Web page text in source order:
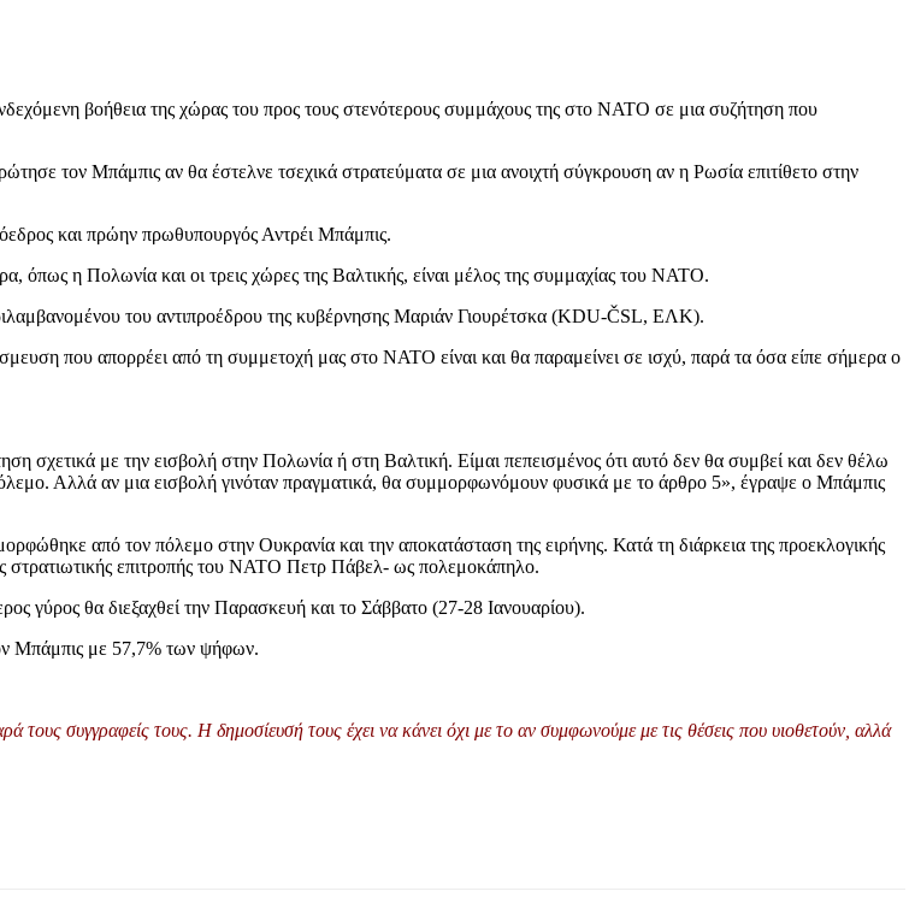
βοήθεια της χώρας του προς τους στενότερους συμμάχους της στο ΝΑΤΟ σε μια συζήτηση που
τον Μπάμπις αν θα έστελνε τσεχικά στρατεύματα σε μια ανοιχτή σύγκρουση αν η Ρωσία επιτίθετο στην
και πρώην πρωθυπουργός Αντρέι Μπάμπις.
όπως η Πολωνία και οι τρεις χώρες της Βαλτικής, είναι μέλος της συμμαχίας του ΝΑΤΟ.
του αντιπροέδρου της κυβέρνησης Μαριάν Γιουρέτσκα (KDU-ČSL, ΕΛΚ).
που απορρέει από τη συμμετοχή μας στο ΝΑΤΟ είναι και θα παραμείνει σε ισχύ, παρά τα όσα είπε σήμερα ο
σχετικά με την εισβολή στην Πολωνία ή στη Βαλτική. Είμαι πεπεισμένος ότι αυτό δεν θα συμβεί και δεν θέλω
Αλλά αν μια εισβολή γινόταν πραγματικά, θα συμμορφωνόμουν φυσικά με το άρθρο 5», έγραψε ο Μπάμπις
από τον πόλεμο στην Ουκρανία και την αποκατάσταση της ειρήνης. Κατά τη διάρκεια της προεκλογικής
στρατιωτικής επιτροπής του ΝΑΤΟ Πετρ Πάβελ- ως πολεμοκάπηλο.
θα διεξαχθεί την Παρασκευή και το Σάββατο (27-28 Ιανουαρίου).
Μπάμπις με 57,7% των ψήφων.
συγγραφείς τους. Η δημοσίευσή τους έχει να κάνει όχι με το αν συμφωνούμε με τις θέσεις που υιοθετούν, αλλά